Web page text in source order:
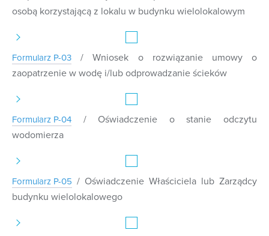
osobą korzystającą z lokalu w budynku wielolokalowym
Formularz P-03
/ Wniosek o rozwiązanie umowy o
zaopatrzenie w wodę i/lub odprowadzanie ścieków
Formularz P-04 / Oświadczenie o stanie odczytu
wodomierza
Formularz P-05 / Oświadczenie Właściciela lub Zarządcy
budynku wielolokalowego